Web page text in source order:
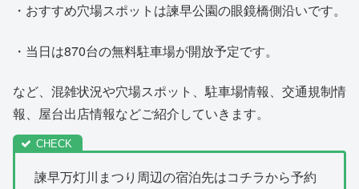
・おすすめ穴場スポットは諫早公園の眼鏡橋側沿いです。
・当日は870台の無料駐車場が開放予定です。
など、混雑状況や穴場スポット、駐車場情報、交通規制情
報、屋台出店情報などご紹介していきます。
諫早万灯川まつり周辺の宿泊先はコチラから予約